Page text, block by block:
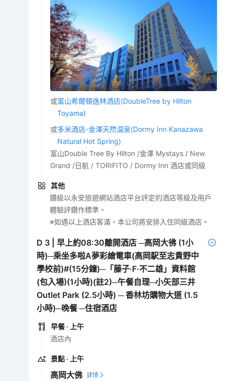
或富山希爾頓逸林酒店(DoubleTree by Hilton
Toyama)
或多米酒店-金澤天然温泉(Dormy Inn Kanazawa
Natural Hot Spring)
富山Double Tree By Hilton /金澤 Mystays / New
Grand /日航 / TORIFITO / Dormy Inn 酒店或同級
其他
鑽級以永安旅遊網站酒店平台評定的酒店等級及用戶
體驗評鑽作標準。
※如遇以上酒店客滿，本公司將安排入住同級酒店。
D 3 |早上約08:30離開酒店 ─高岡大彿 (1小
時)─乘坐多啦A夢彩繪電車(高岡駅至志貴野中
學校前)#(15分鐘)─「藤子·F·不二雄」資料館
(包入場)(1小時)(註2)─午餐自理─小矢部三井
Outlet Park (2.5小時) ─ 香林坊購物大道 (1.5
小時)─晚餐 ─住宿酒店
早餐 · 上午
酒店內
景點 · 上午
高岡大佛